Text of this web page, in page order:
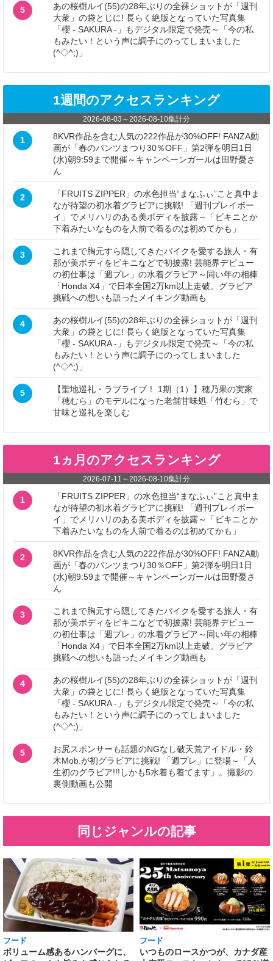
5
あの桜樹ルイ(55)の28年ぶりの全裸ショットが「週刊
大衆」の袋とじに! 長らく絶版となっていた写真集
「櫻 - SAKURA -」もデジタル限定で発売～「今の私
もみたい！という声に調子にのってしまいました
(^◇^;)」
1週間のアクセスランキング
2026-08-03 ～ 2026-08-10集計分
1
8KVR作品を含む人気の222作品が30%OFF! FANZA動
画が「春のパンツまつり30％OFF」第2弾を明日1日
(水)朝9:59まで開催～キャンペーンガールは田野憂さ
ん
2
「FRUITS ZIPPER」の水色担当“まなふぃ”こと真中ま
なが待望の初水着グラビアに挑戦! 「週刊プレイボー
イ」でメリハリのある美ボディを披露～「ビキニとか
下着みたいなものを人前で着るのは初めてかも」
3
これまで胸元すら隠してきたバイクを愛する旅人・有
那が美ボディをビキニなどで初披露! 芸能界デビュー
の初仕事は「週プレ」の水着グラビア～同い年の相棒
「Honda X4」で日本全国2万km以上走破。グラビア
挑戦への想いも語ったメイキング動画も
4
あの桜樹ルイ(55)の28年ぶりの全裸ショットが「週刊
大衆」の袋とじに! 長らく絶版となっていた写真集
「櫻 - SAKURA -」もデジタル限定で発売～「今の私
もみたい！という声に調子にのってしまいました
(^◇^;)」
5
【聖地巡礼・ラブライブ！ 1期（1）】穂乃果の実家
「穂むら」のモデルになった老舗甘味処「竹むら」で
甘味と巡礼を楽しむ
1ヵ月のアクセスランキング
2026-07-11 ～ 2026-08-10集計分
1
「FRUITS ZIPPER」の水色担当“まなふぃ”こと真中ま
なが待望の初水着グラビアに挑戦! 「週刊プレイボー
イ」でメリハリのある美ボディを披露～「ビキニとか
下着みたいなものを人前で着るのは初めてかも」
2
8KVR作品を含む人気の222作品が30%OFF! FANZA動
画が「春のパンツまつり30％OFF」第2弾を明日1日
(水)朝9:59まで開催～キャンペーンガールは田野憂さ
ん
3
これまで胸元すら隠してきたバイクを愛する旅人・有
那が美ボディをビキニなどで初披露! 芸能界デビュー
の初仕事は「週プレ」の水着グラビア～同い年の相棒
「Honda X4」で日本全国2万km以上走破。グラビア
挑戦への想いも語ったメイキング動画も
4
あの桜樹ルイ(55)の28年ぶりの全裸ショットが「週刊
大衆」の袋とじに! 長らく絶版となっていた写真集
「櫻 - SAKURA -」もデジタル限定で発売～「今の私
もみたい！という声に調子にのってしまいました
(^◇^;)」
5
お尻スポンサーも話題のNGなし破天荒アイドル・鈴
木Mob.が初グラビアに挑戦! 「週プレ」に登場～「人
生初のグラビア!!!しかも5水着も着てます」。撮影の
裏側動画も公開
同じジャンルの記事
フード
ボリューム感あるハンバーグに、
フード
いつものロースかつが、カナダ産